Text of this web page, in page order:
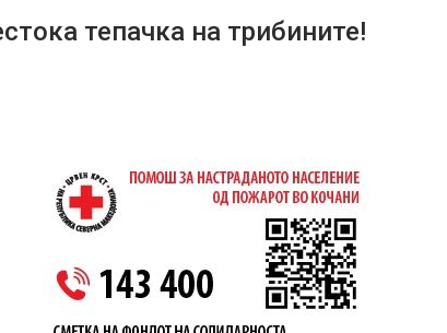
тепачка на трибините!